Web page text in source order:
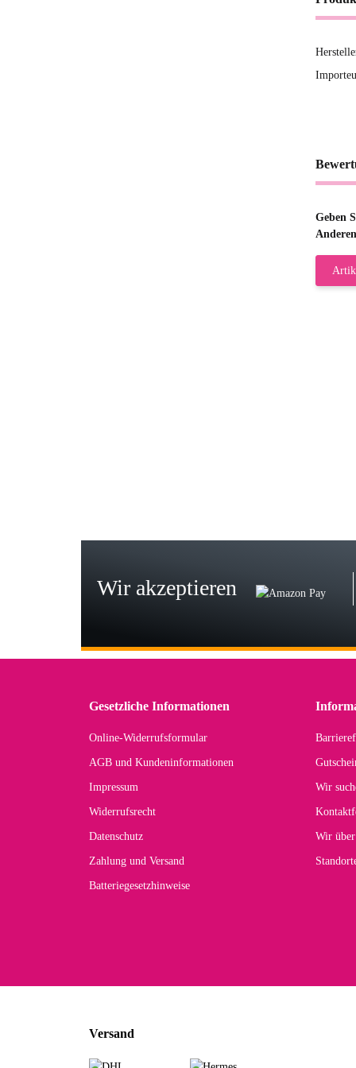
Geben
Wir akzeptieren
Gesetzliche Informationen
Online-Widerrufsformular
AGB und Kundeninformationen
Impressum
Widerrufsrecht
Datenschutz
Zahlung und Versand
Batteriegesetzhinweise
Wir
Wir
Versand